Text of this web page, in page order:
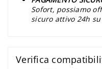
Sofort, possiamo
sicuro attivo 24h
Verifica